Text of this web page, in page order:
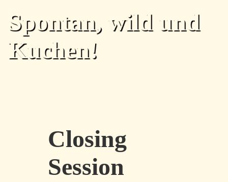
Spontan, wild und
Kuchen!
Closing
Session